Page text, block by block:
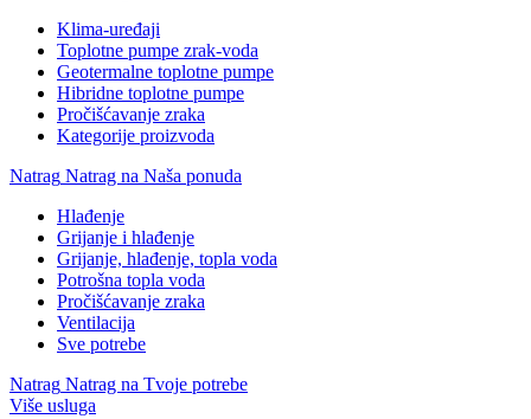
Klima-uređaji
Toplotne pumpe zrak-voda
Geotermalne toplotne pumpe
Hibridne toplotne pumpe
Pročišćavanje zraka
Kategorije proizvoda
Natrag Natrag na Naša ponuda
Hlađenje
Grijanje i hlađenje
Grijanje, hlađenje, topla voda
Potrošna topla voda
Pročišćavanje zraka
Ventilacija
Sve potrebe
Natrag Natrag na Tvoje potrebe
Više usluga